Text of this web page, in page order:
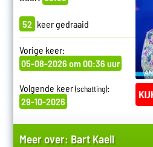
52 keer gedraaid
Vorige keer:
05-08-2026 om 00:36 uur
Volgende keer(schatting):
29-10-2026
Meer over: Bart Kaell